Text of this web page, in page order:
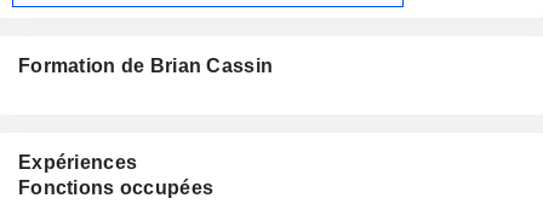
Formation de Brian Cassin
Expériences
Fonctions occupées